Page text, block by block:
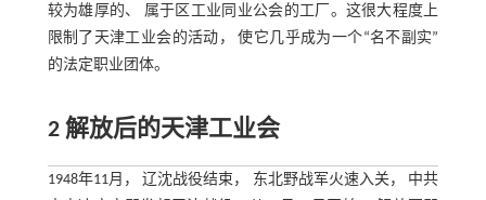
较为雄厚的、 属于区工业同业公会的工厂。这很大程度上
限制了天津工业会的活动， 使它几乎成为一个“名不副实”
的法定职业团体。
2 解放后的天津工业会
1948年11月， 辽沈战役结束， 东北野战军火速入关， 中共